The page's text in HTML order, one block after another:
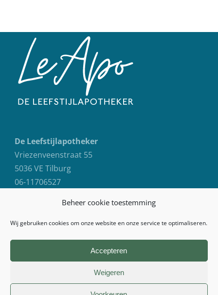
Beheer cookie toestemming
Wij gebruiken cookies om onze website en onze service te optimaliseren.
Accepteren
Weigeren
De Leefstijlapotheker
Vriezenveenstraat 55
5036 VE Tilburg
06-11706527
© Copyright 2026 | De Leefstijlapotheker | All Rights Reserved |